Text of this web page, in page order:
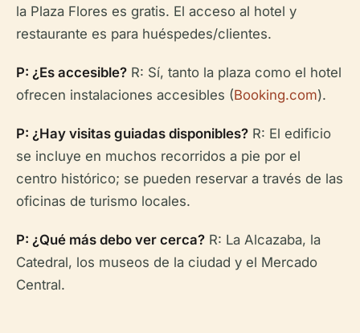
la Plaza Flores es gratis. El acceso al hotel y
restaurante es para huéspedes/clientes.
P: ¿Es accesible? R: Sí, tanto la plaza como el hotel
ofrecen instalaciones accesibles (Booking.com).
P: ¿Hay visitas guiadas disponibles? R: El edificio
se incluye en muchos recorridos a pie por el
centro histórico; se pueden reservar a través de las
oficinas de turismo locales.
P: ¿Qué más debo ver cerca? R: La Alcazaba, la
Catedral, los museos de la ciudad y el Mercado
Central.